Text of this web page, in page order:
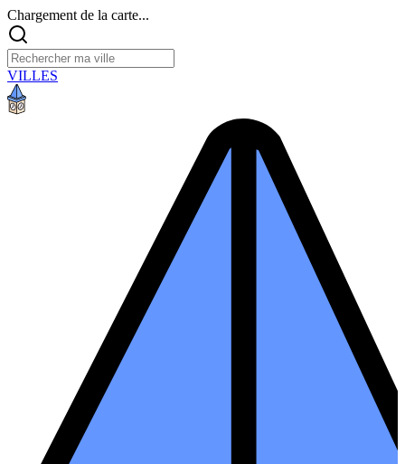
Chargement de la carte...
VILLES